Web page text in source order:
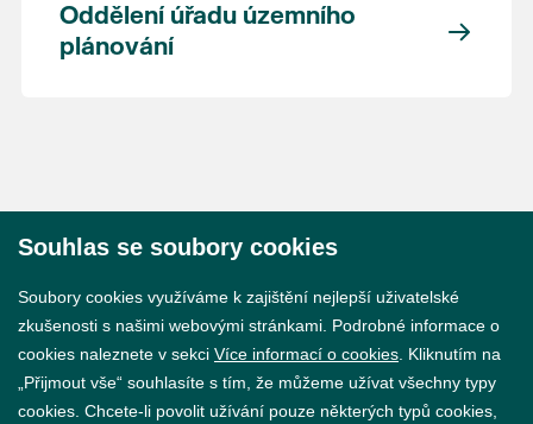
Oddělení úřadu územního
plánování
Souhlas se soubory cookies
Soubory cookies využíváme k zajištění nejlepší uživatelské
zkušenosti s našimi webovými stránkami. Podrobné informace o
cookies naleznete v sekci Více informací o cookies . Kliknutím na
„Přijmout vše“ souhlasíte s tím, že můžeme užívat všechny typy
cookies. Chcete-li povolit užívání pouze některých typů cookies,